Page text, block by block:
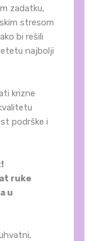
zadatku,
stresom
bi rešili
najbolji
krizne
podrške i
ruke
u